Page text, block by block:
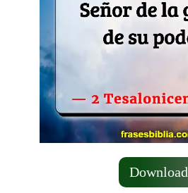
Download